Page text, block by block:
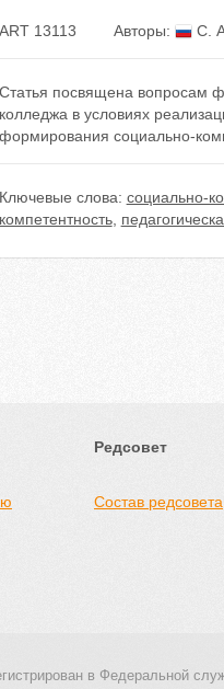
ART 13113 Авторы: С.
Статья посвящена вопросам
колледжа в условиях
формирования социально-
Ключевые слова: социально-
компетентность,
Редсовет
Состав редсовета
в Федеральной